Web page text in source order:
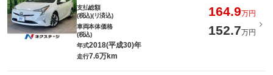
支払総額
(税込)(リ済込)
164.9万円
車両本体価格
(税込)
152.7万円
年式2018(平成30)年
走行7.6万km